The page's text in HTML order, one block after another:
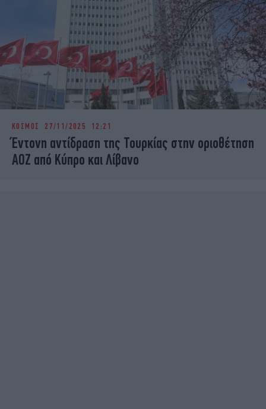
ΚΟΣΜΟΣ 27/11/2025 12:21
Έντονη αντίδραση της Τουρκίας στην οριοθέτηση
ΑΟΖ από Κύπρο και Λίβανο